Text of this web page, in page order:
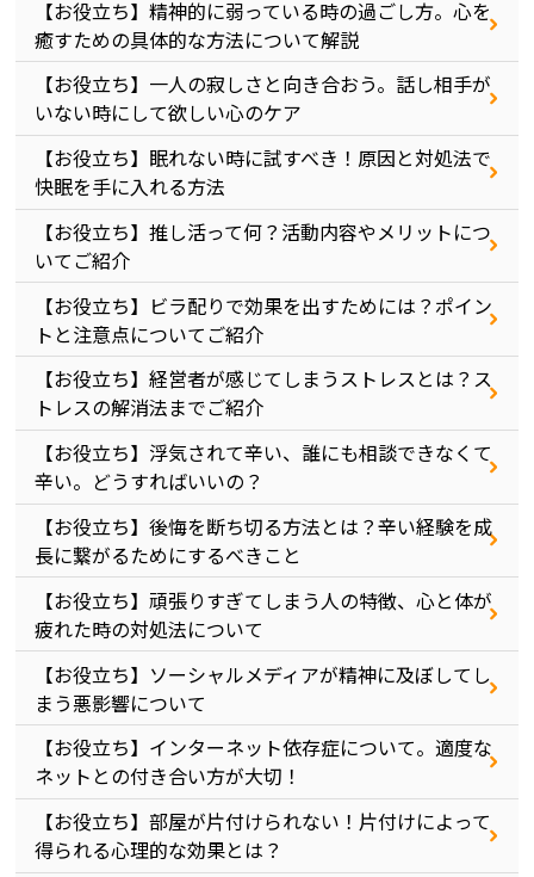
【お役立ち】精神的に弱っている時の過ごし方。心を
癒すための具体的な方法について解説
【お役立ち】一人の寂しさと向き合おう。話し相手が
いない時にして欲しい心のケア
【お役立ち】眠れない時に試すべき！原因と対処法で
快眠を手に入れる方法
【お役立ち】推し活って何？活動内容やメリットにつ
いてご紹介
【お役立ち】ビラ配りで効果を出すためには？ポイン
トと注意点についてご紹介
【お役立ち】経営者が感じてしまうストレスとは？ス
トレスの解消法までご紹介
【お役立ち】浮気されて辛い、誰にも相談できなくて
辛い。どうすればいいの？
【お役立ち】後悔を断ち切る方法とは？辛い経験を成
長に繋がるためにするべきこと
【お役立ち】頑張りすぎてしまう人の特徴、心と体が
疲れた時の対処法について
【お役立ち】ソーシャルメディアが精神に及ぼしてし
まう悪影響について
【お役立ち】インターネット依存症について。適度な
ネットとの付き合い方が大切！
【お役立ち】部屋が片付けられない！片付けによって
得られる心理的な効果とは？